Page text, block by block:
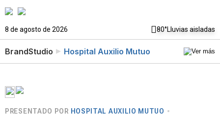
8 de agosto de 2026 80°Lluvias aisladas
BrandStudio Hospital Auxilio Mutuo
PRESENTADO POR HOSPITAL AUXILIO MUTUO